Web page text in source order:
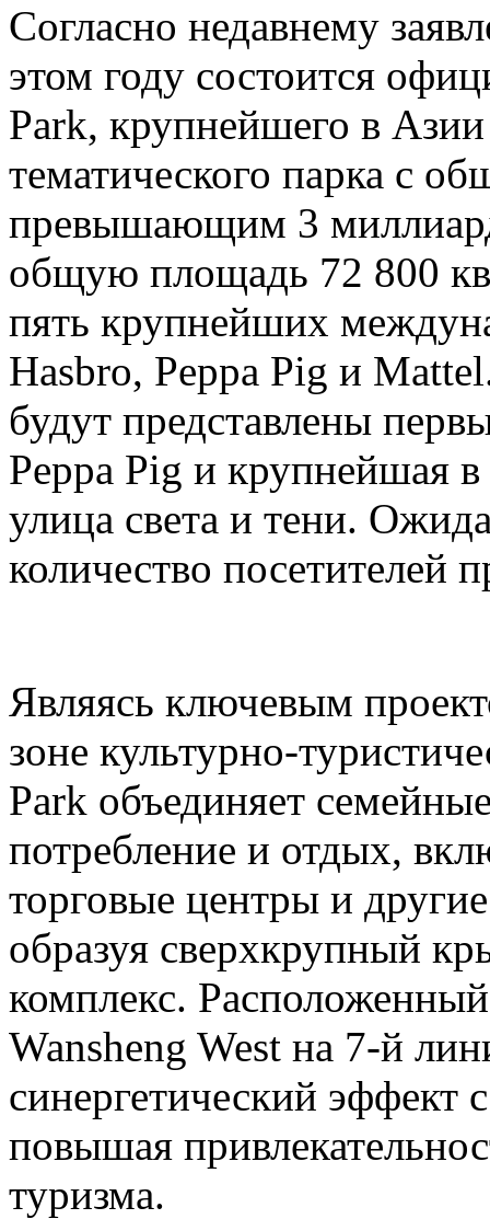
Согласно недавнему
этом году состоится
Park, крупнейшего в Азии
тематического парка с
превышающим 3
общую площадь 72 800
пять крупнейших
Hasbro, Peppa Pig и
будут представлены
Peppa Pig и крупнейшая
улица света и тени.
количество посетителей
Являясь ключевым
зоне культурно-
Park объединяет
потребление и отдых,
торговые центры и
образуя сверхкрупный
комплекс.
Wansheng West на 7-й
синергетический эффект
повышая
туризма.